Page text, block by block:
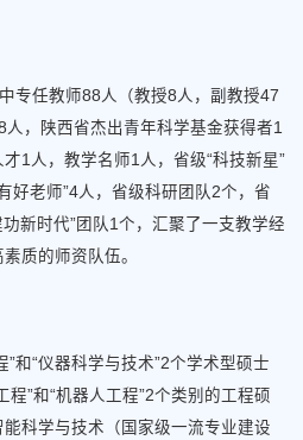
专任教师88人（教授8人，副教授47
，陕西省杰出青年科学基金获得者1
1人，教学名师1人，省级“科技新星”
好老师”4人，省级科研团队2个，省
新时代”团队1个，汇聚了一支教学经
质的师资队伍。
和“仪器科学与技术”2个学术型硕士
”和“机器人工程”2个类别的工程硕
科学与技术（国家级一流专业建设